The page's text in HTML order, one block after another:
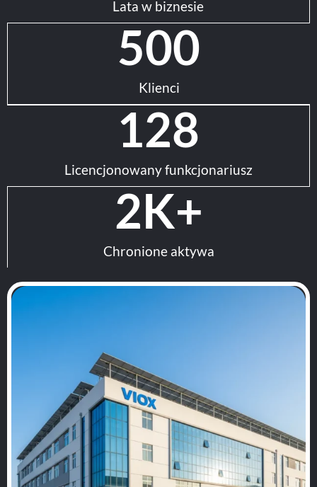
Lata w biznesie
Klienci
500
Licencjonowany funkcjonariusz
128
Chronione aktywa
2K+